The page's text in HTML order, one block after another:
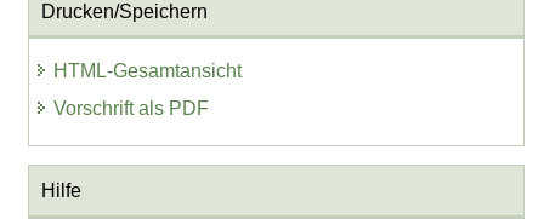
Drucken/Speichern
HTML-Gesamtansicht
Vorschrift als PDF
Hilfe